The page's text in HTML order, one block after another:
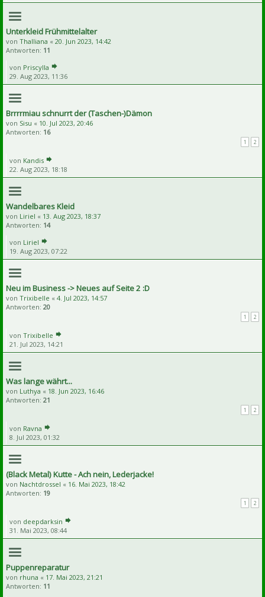
Unterkleid Frühmittelalter
von Thalliana « 20. Jun 2023, 14:42
Antworten: 11
von Priscylla
29. Aug 2023, 11:36
Brrrrmiau schnurrt der (Taschen-)Dämon
von Sisu « 10. Jul 2023, 20:46
Antworten: 16
1 2
von Kandis
22. Aug 2023, 18:18
Wandelbares Kleid
von Liriel « 13. Aug 2023, 18:37
Antworten: 14
von Liriel
19. Aug 2023, 07:22
Neu im Business -> Neues auf Seite 2 :D
von Trixibelle « 4. Jul 2023, 14:57
Antworten: 20
1 2
von Trixibelle
21. Jul 2023, 14:21
Was lange währt...
von Luthya « 18. Jun 2023, 16:46
Antworten: 21
1 2
von Ravna
8. Jul 2023, 01:32
(Black Metal) Kutte - Ach nein, Lederjacke!
von Nachtdrossel « 16. Mai 2023, 18:42
Antworten: 19
1 2
von deepdarksin
31. Mai 2023, 08:44
Puppenreparatur
von rhuna « 17. Mai 2023, 21:21
Antworten: 11